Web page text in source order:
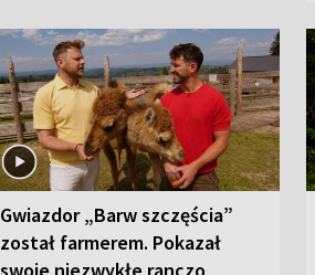
Gwiazdor „Barw szczęścia”
został farmerem. Pokazał